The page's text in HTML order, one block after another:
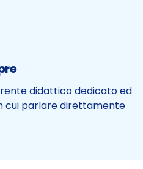
didattico dedicato ed
cui parlare direttamente